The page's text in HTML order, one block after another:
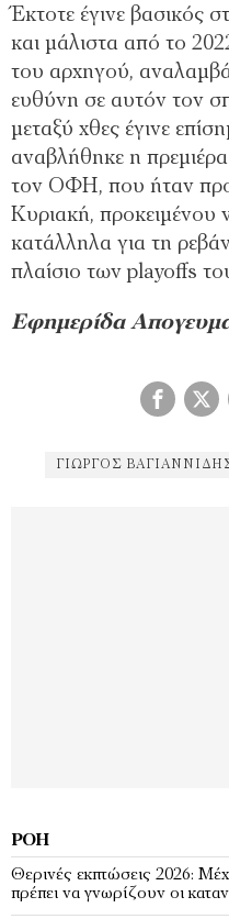
Έκτοτε έγινε βασικός
και μάλιστα από το
του αρχηγού,
ευθύνη σε αυτόν τον
μεταξύ χθες έγινε
αναβλήθηκε η
τον ΟΦΗ, που ήταν
Κυριακή, προκειμένου
κατάλληλα για τη
πλαίσιο των playoffs
Εφημερίδα
ΓΙΏΡΓΟΣ
ΡΟΉ
Θερινές εκπτώσεις 2026:
πρέπει να γνωρίζουν οι